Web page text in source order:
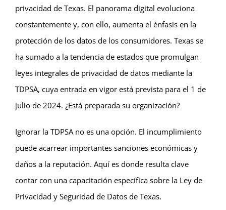
privacidad de Texas. El panorama digital evoluciona
constantemente y, con ello, aumenta el énfasis en la
protección de los datos de los consumidores. Texas se
ha sumado a la tendencia de estados que promulgan
leyes integrales de privacidad de datos mediante la
TDPSA, cuya entrada en vigor está prevista para el 1 de
julio de 2024. ¿Está preparada su organización?
Ignorar la TDPSA no es una opción. El incumplimiento
puede acarrear importantes sanciones económicas y
daños a la reputación. Aquí es donde resulta clave
contar con una capacitación específica sobre la Ley de
Privacidad y Seguridad de Datos de Texas.